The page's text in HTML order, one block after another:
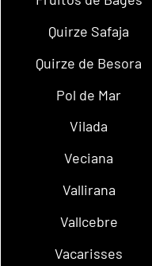
Quirze Safaja
Quirze de Besora
Pol de Mar
Vilada
Veciana
Vallirana
Vallcebre
Vacarisses